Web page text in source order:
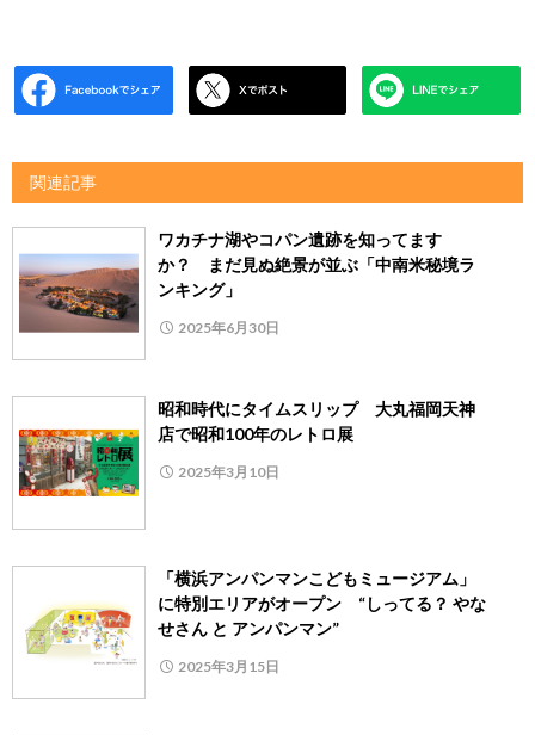
関連記事
ワカチナ湖やコパン遺跡を知ってます
か？ まだ見ぬ絶景が並ぶ「中南米秘境ラ
ンキング」
2025年6月30日
昭和時代にタイムスリップ 大丸福岡天神
店で昭和100年のレトロ展
2025年3月10日
「横浜アンパンマンこどもミュージアム」
に特別エリアがオープン “しってる？ やな
せさん と アンパンマン”
2025年3月15日